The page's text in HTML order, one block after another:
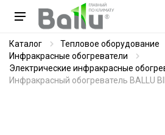
Каталог
Тепловое оборудование
Инфракрасные обогреватели
Электрические инфракрасные
Инфракрасный обогреватель BALLU